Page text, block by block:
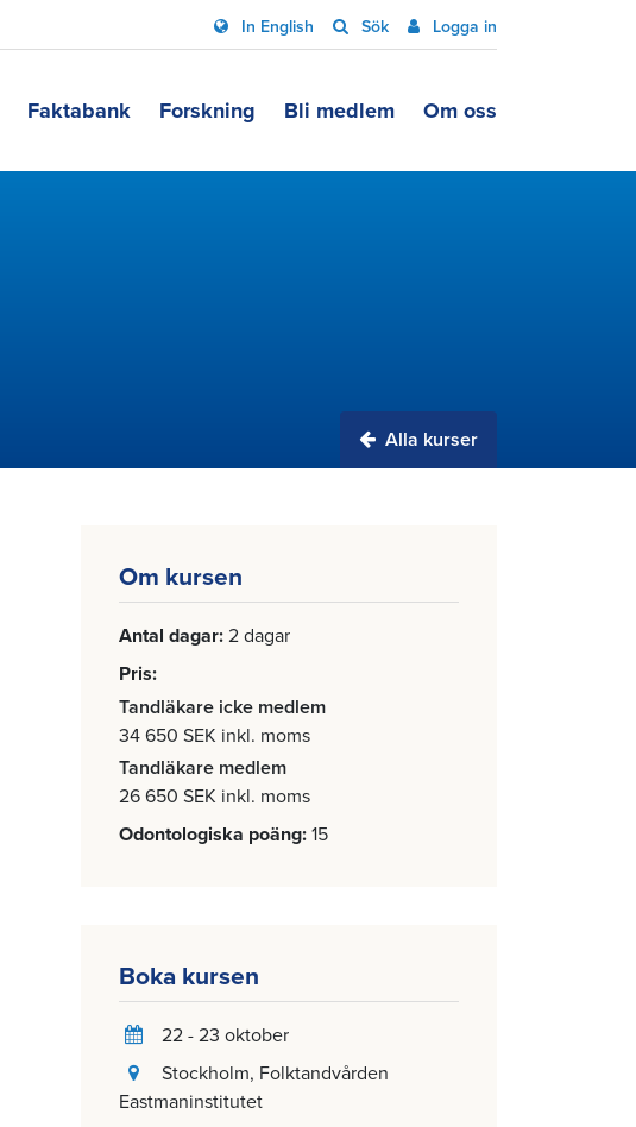
In English Sök Logga in
Faktabank Forskning Bli medlem Om oss
Alla kurser
Om kursen
Antal dagar 2 dagar
Pris
Tandläkare icke medlem
34 650 SEK inkl. moms
Tandläkare medlem
26 650 SEK inkl. moms
Odontologiska poäng 15
Boka kursen
22 - 23 oktober
Stockholm, Folktandvården
Eastmaninstitutet